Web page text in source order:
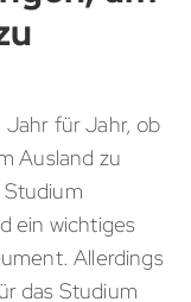
für Jahr, ob
Ausland zu
ein wichtiges
Allerdings
das Studium